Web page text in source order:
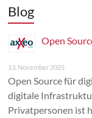
Blog
Open
13. November 2025
Open Source für
digitale
Privatpersonen ist